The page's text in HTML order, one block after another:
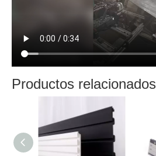
Productos relacionados